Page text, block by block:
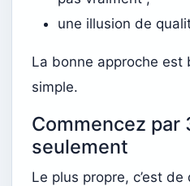
une illusion de
La bonne approche est
simple.
Commencez par
seulement
Le plus propre, c’est